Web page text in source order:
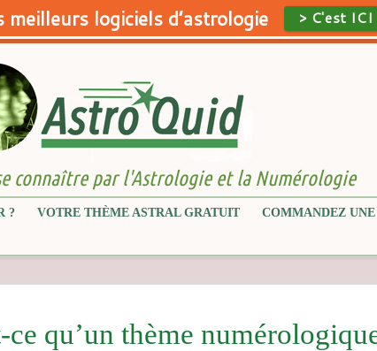
connaître par l'Astrologie et la Numérologie
? VOTRE THÈME ASTRAL GRATUIT COMMANDEZ
ce qu’un thème
meilleurs logiciels d’astrologie > C'est ICI